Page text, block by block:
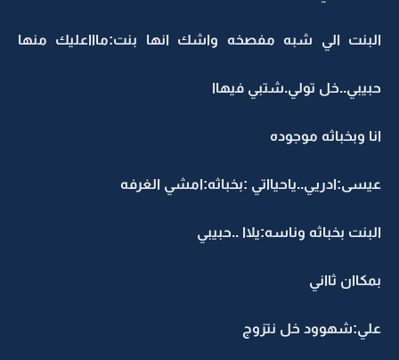
البنت الي شبه مفصخه واشك انها بنت:ماااعليك منها
حبيبي..خل تولي.شتبي فيهاا
انا وبخباثه موجوده
عيسى:ادريي..ياحيااتي :بخباثه:امشي الغرفه
البنت بخباثه وناسه:يلاا ..حبيبي
بمكاان ثااني
علي:شهوود خل نتزوج